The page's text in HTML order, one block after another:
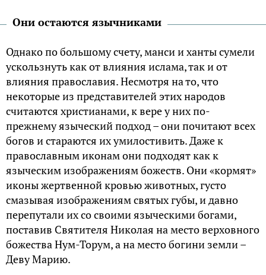
Они остаются язычниками
Однако по большому счету, манси и ханты сумели
ускользнуть как от влияния ислама, так и от
влияния православия. Несмотря на то, что
некоторые из представителей этих народов
считаются христианами, к вере у них по-
прежнему языческий подход – они почитают всех
богов и стараются их умилостивить. Даже к
православным иконам они подходят как к
языческим изображениям божеств. Они «кормят»
иконы жертвенной кровью животных, густо
смазывая изображениям святых губы, и давно
перепутали их со своими языческими богами,
поставив Святителя Николая на место верховного
божества Нум-Торум, а на место богини земли –
Деву Марию.